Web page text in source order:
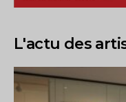
L'actu des